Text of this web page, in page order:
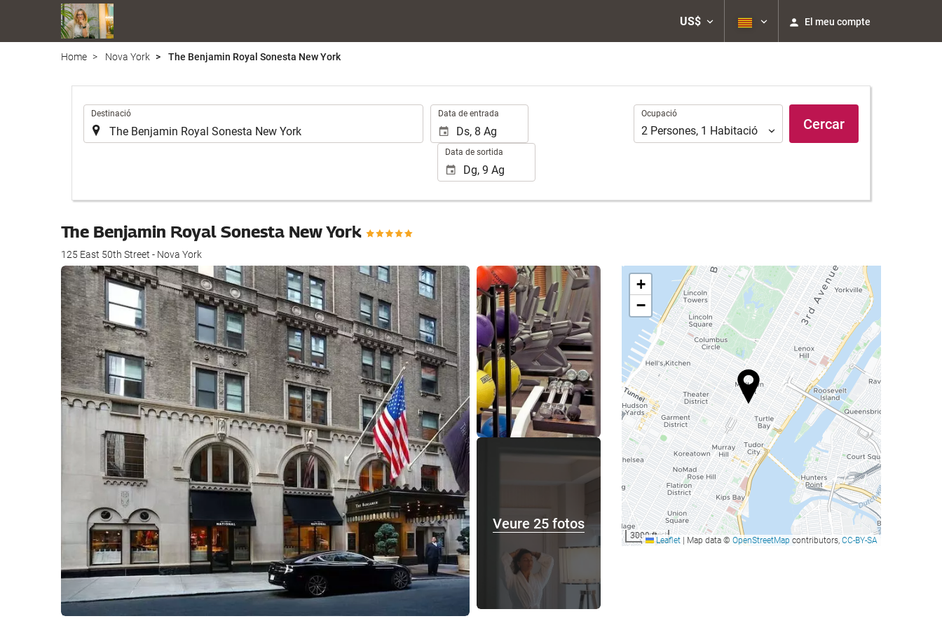
US$ El meu compte
Home Nova York The Benjamin Royal Sonesta New York
Destinació Data de entrada
Data de sortida
Ocupació
Ocupació
2 Persones, 1 Habitació Cercar
The Benjamin Royal Sonesta New York
125 East 50th Street - Nova York
Veure 25 fotos
Veure 25 fotos
+
−
3000 ftLeaflet Map data © OpenStreetMap contributors, CC-BY-SA